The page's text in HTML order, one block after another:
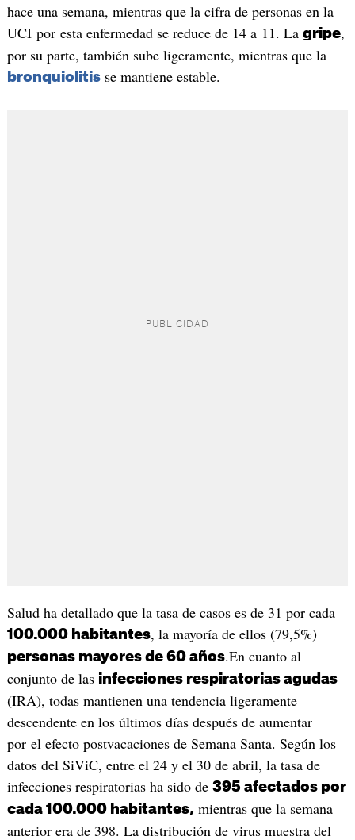
hace una semana, mientras que la cifra de personas en la
UCI por esta enfermedad se reduce de 14 a 11. La gripe,
por su parte, también sube ligeramente, mientras que la
bronquiolitisse mantiene estable.
Salud ha detallado que la tasa de casos es de 31 por cada
100.000 habitantes, la mayoría de ellos (79,5%)
personas mayores de 60 años.En cuanto al
conjunto de las infecciones respiratorias agudas
(IRA), todas mantienen una tendencia ligeramente
descendente en los últimos días después de aumentar
por el efecto postvacaciones de Semana Santa. Según los
datos del SiViC, entre el 24 y el 30 de abril, la tasa de
infecciones respiratorias ha sido de 395 afectados por
cada 100.000 habitantes, mientras que la semana
anterior era de 398. La distribución de virus muestra del